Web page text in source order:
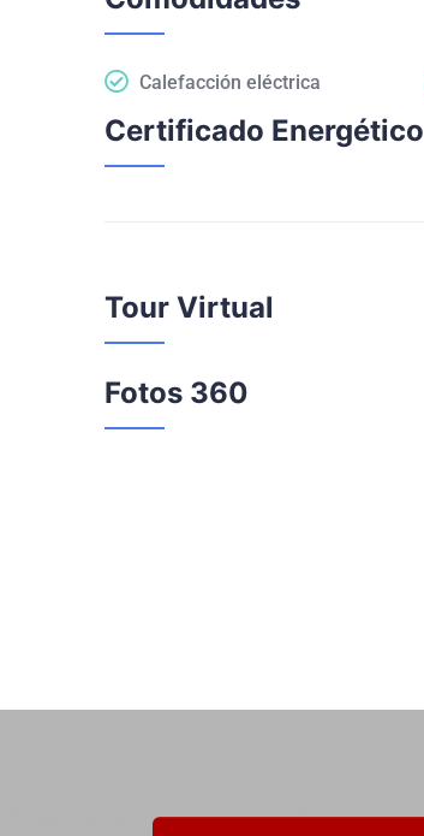
Calefacción eléctrica
Certificado Energético
Tour Virtual
Fotos 360